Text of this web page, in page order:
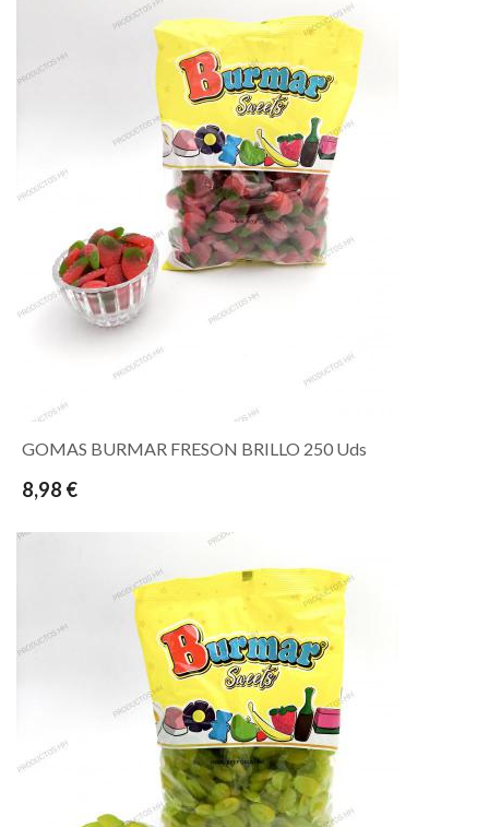
GOMAS BURMAR FRESON BRILLO 250 Uds
8,98 €